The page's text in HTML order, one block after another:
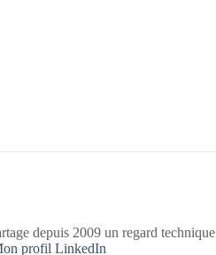
depuis 2009 un regard technique
profil LinkedIn